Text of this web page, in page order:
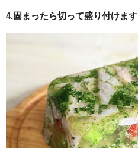
4.固まったら切って盛り付けます